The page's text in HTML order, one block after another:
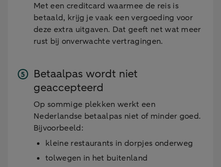
Met een creditcard waarmee de reis is
betaald, krijg je vaak een vergoeding voor
deze extra uitgaven. Dat geeft net wat meer
rust bij onverwachte vertragingen.
Betaalpas wordt niet
geaccepteerd
Op sommige plekken werkt een
Nederlandse betaalpas niet of minder goed.
Bijvoorbeeld:
kleine restaurants in dorpjes onderweg
tolwegen in het buitenland